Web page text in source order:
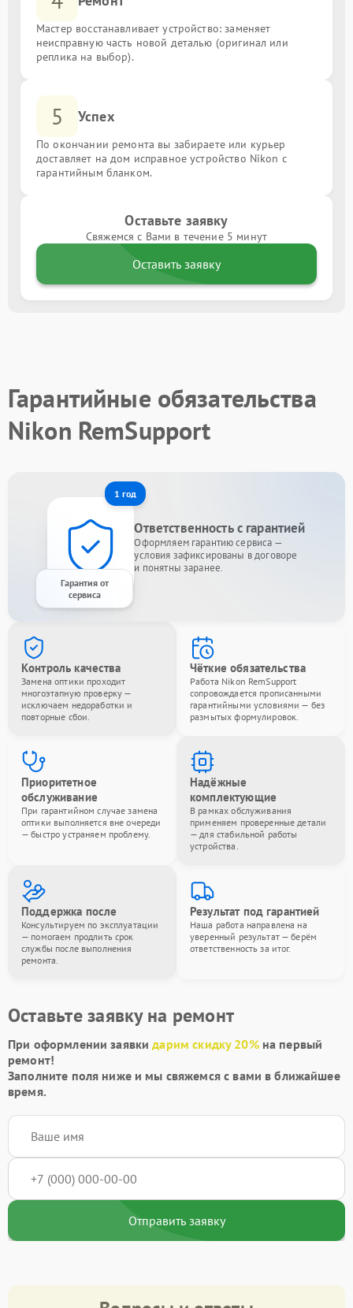
Мастер восстанавливает устройство: заменяет
неисправную часть новой деталью (оригинал или
реплика на выбор).
5 Успех
По окончании ремонта вы забираете или курьер
доставляет на дом исправное устройство Nikon с
гарантийным бланком.
Оставьте заявку
Свяжемся с Вами в течение 5 минут
Оставить заявку
Гарантийные обязательства
Nikon RemSupport
1 год
Гарантия от
сервиса
Ответственность с гарантией
Оформляем гарантию сервиса —
условия зафиксированы в договоре
и понятны заранее.
Контроль качества
Замена оптики проходит
многоэтапную проверку —
исключаем недоработки и
повторные сбои.
Чёткие обязательства
Работа Nikon RemSupport
сопровождается прописанными
гарантийными условиями — без
размытых формулировок.
Приоритетное
обслуживание
При гарантийном случае замена
оптики выполняется вне очереди
— быстро устраняем проблему.
Надёжные
комплектующие
В рамках обслуживания
применяем проверенные детали
— для стабильной работы
устройства.
Поддержка после
Консультируем по эксплуатации
— помогаем продлить срок
службы после выполнения
ремонта.
Результат под гарантией
Наша работа направлена на
уверенный результат — берём
ответственность за итог.
Оставьте заявку на ремонт
При оформлении заявкидарим скидку 20%на первый
ремонт!
Заполните поля ниже и мы свяжемся с вами в ближайшее
время.
Отправить заявку